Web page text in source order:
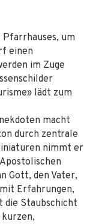
um
einen
im Zuge
lädt zum
macht
durch zentrale
nimmt er
Gott, den Vater,
Erfahrungen,
die Staubschicht